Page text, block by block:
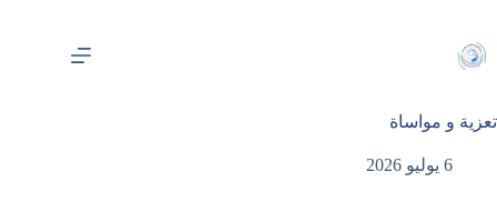
المحتوى
تعزية و مواساة
6 يوليو 2026